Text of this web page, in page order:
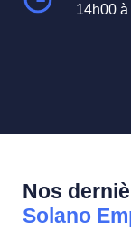
14h00
Nos
Solano